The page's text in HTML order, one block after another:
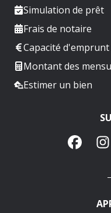
Simulation de prêt
Frais de notaire
Capacité d'emprunt
Montant des
Estimer un bien
Facebook